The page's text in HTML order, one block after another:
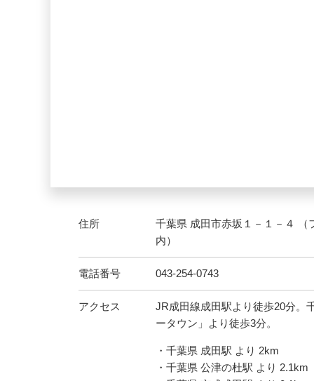
住所
千葉県 成田市赤坂１－１－４ （
内）
電話番号 043-254-0743
アクセス
JR成田線成田駅より徒歩20分。
ータウン」より徒歩3分。
・千葉県 成田駅 より 2km
・千葉県 公津の杜駅 より 2.1km